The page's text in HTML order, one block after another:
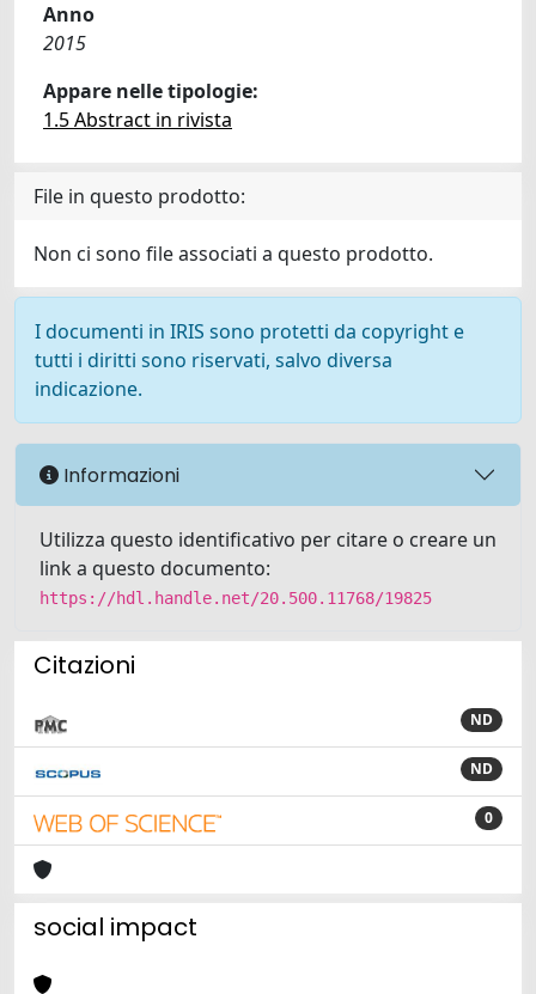
Anno
2015
Appare nelle tipologie:
1.5 Abstract in rivista
File in questo prodotto:
Non ci sono file associati a questo prodotto.
I documenti in IRIS sono protetti da copyright e
tutti i diritti sono riservati, salvo diversa
indicazione.
Informazioni
Utilizza questo identificativo per citare o creare un
link a questo documento:
https://hdl.handle.net/20.500.11768/19825
Citazioni
ND
ND
0
social impact